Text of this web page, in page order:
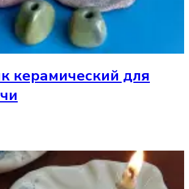
керамический для